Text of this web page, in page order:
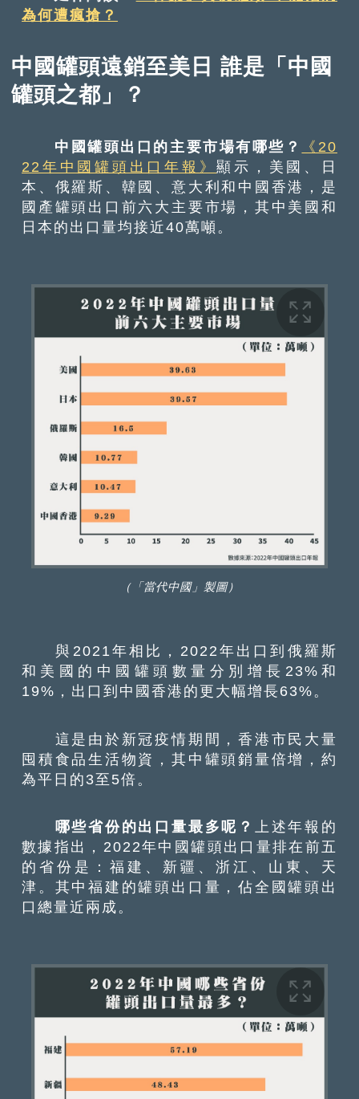
為何遭瘋搶？
中國罐頭遠銷至美日 誰是「中國
罐頭之都」？
中國罐頭出口的主要市場有哪些？
《20
22年中國罐頭出口年報》顯示，美國、日
本、俄羅斯、韓國、意大利和中國香港，是
國產罐頭出口前六大主要市場，其中美國和
日本的出口量均接近40萬噸。
（「當代中國」製圖）
與2021年相比，2022年出口到俄羅斯
和美國的中國罐頭數量分別增長23%和
19%，出口到中國香港的更大幅增長63%。
這是由於新冠疫情期間，香港市民大量
囤積食品生活物資，其中罐頭銷量倍增，約
為平日的3至5倍。
哪些省份的出口量最多呢？
上述年報的
數據指出，2022年中國罐頭出口量排在前五
的省份是：福建、新疆、浙江、山東、天
津。其中福建的罐頭出口量，佔全國罐頭出
口總量近兩成。